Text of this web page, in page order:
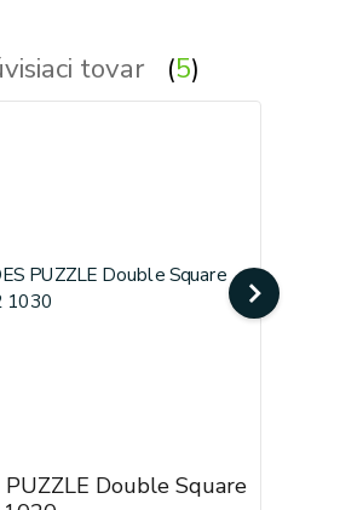
tovar 5
PUZZLE Double Square